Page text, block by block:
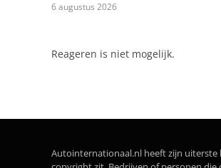
6 augustus 2026
Reageren is niet mogelijk.
Autointernationaal.nl heeft zijn uiterste